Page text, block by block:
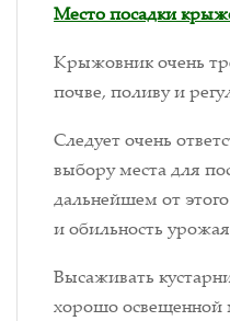
Место посадки
Крыжовник очень
почве, поливу и
Следует очень
выбору места для
дальнейшем от этого
и обильность
Высаживать
хорошо освещенной